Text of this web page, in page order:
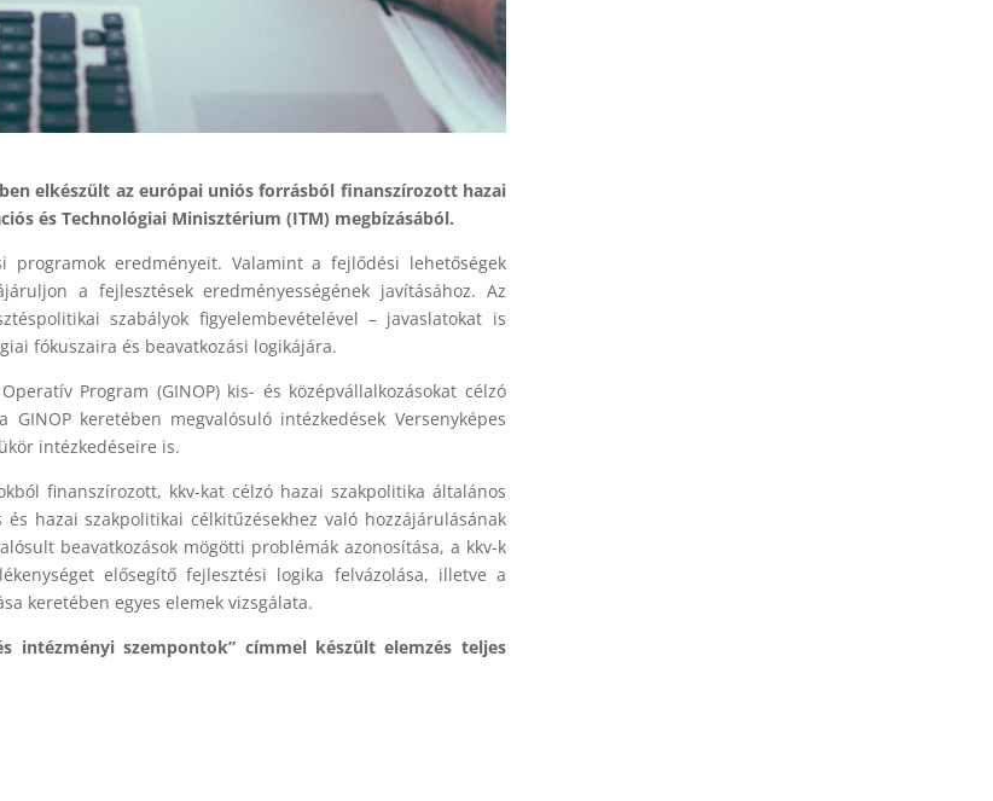
elkészült az európai uniós forrásból finanszírozott hazai
és Technológiai Minisztérium (ITM) megbízásából.
eredményeit. Valamint a fejlődési lehetőségek
a fejlesztések eredményességének javításához. Az
szabályok figyelembevételével – javaslatokat is
fókuszaira és beavatkozási logikájára.
Program (GINOP) kis- és középvállalkozásokat célzó
keretében megvalósuló intézkedések Versenyképes
intézkedéseire is.
finanszírozott, kkv-kat célzó hazai szakpolitika általános
hazai szakpolitikai célkitűzésekhez való hozzájárulásának
beavatkozások mögötti problémák azonosítása, a kkv-k
elősegítő fejlesztési logika felvázolása, illetve a
keretében egyes elemek vizsgálata.
intézményi szempontok” címmel készült elemzés teljes